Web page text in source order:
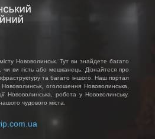
Нововолинськ. Тут ви знайдете багато
чи ви гість або мешканець. Дізнайтеся про
та багато іншого. Наш портал
оголошення Нововолинська,
Нововолинська, робота у Нововолинську.
чудового міста.